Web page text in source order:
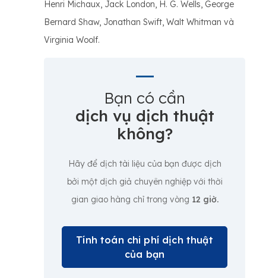
Henri Michaux, Jack London, H. G. Wells, George
Bernard Shaw, Jonathan Swift, Walt Whitman và
Virginia Woolf.
Bạn có cần
dịch vụ dịch thuật
không?
Hãy để dịch tài liệu của bạn được dịch
bởi một dịch giả chuyên nghiệp với thời
gian giao hàng chỉ trong vòng 12 giờ.
Tính toán chi phí dịch thuật
của bạn